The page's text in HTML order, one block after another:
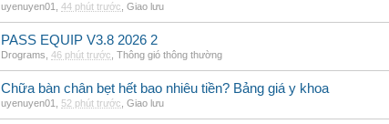
uyenuyen01 44 phút trước Giao lưu
PASS EQUIP V3.8 2026 2
Drograms 46 phút trước Thông gió thông thường
Chữa bàn chân bẹt hết bao nhiêu tiền? Bảng giá y khoa
uyenuyen01 52 phút trước Giao lưu